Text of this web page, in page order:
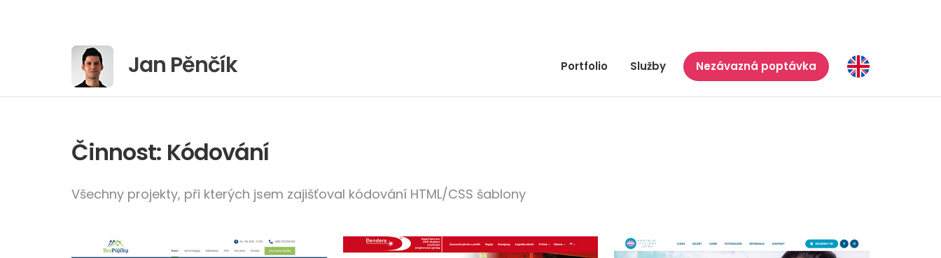
Jan Pěnčík Portfolio Služby Nezávazná poptávka
Činnost: Kódování
Všechny projekty, při kterých jsem zajišťoval kódování HTML/CSS šablony